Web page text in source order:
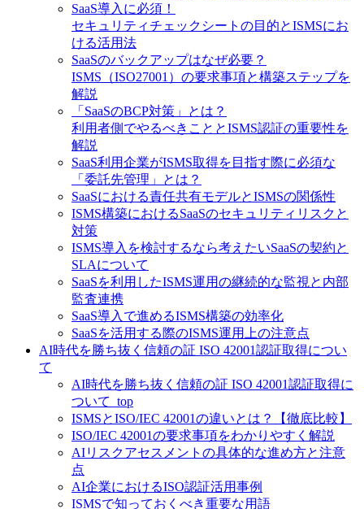
SaaS導入に必須！
セキュリティチェックシートの目的とISMSにお
ける活用法
SaaSのバックアップはなぜ必要？
ISMS（ISO27001）の要求事項と構築ステップを
解説
「SaaSのBCP対策」とは？
利用者側でやるべきこととISMS認証の重要性を
解説
SaaS利用企業がISMS取得を目指す際に必須な
「委託先管理」とは？
SaaSにおける責任共有モデルとISMSの関係性
ISMS構築におけるSaaSのセキュリティリスクと
対策
ISMS導入を検討するなら考えたいSaaSの契約と
SLAについて
SaaSを利用したISMS運用の継続的な監視と内部
監査連携
SaaS導入で進めるISMS構築の効率化
SaaSを活用する際のISMS運用上の注意点
AI時代を勝ち抜く信頼の証 ISO 42001認証取得につい
て
AI時代を勝ち抜く信頼の証 ISO 42001認証取得に
ついて_top
ISMSとISO/IEC 42001の違いとは？【徹底比較】
ISO/IEC 42001の要求事項をわかりやすく解説
AIリスクアセスメントの具体的な進め方と注意
点
AI企業におけるISO認証活用事例
ISMSで知っておくべき重要な用語